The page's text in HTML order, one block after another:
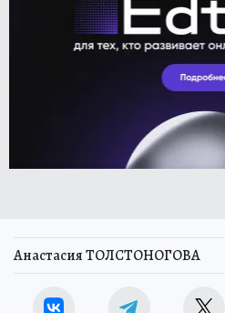
Анастасия ТОЛСТОНОГОВА